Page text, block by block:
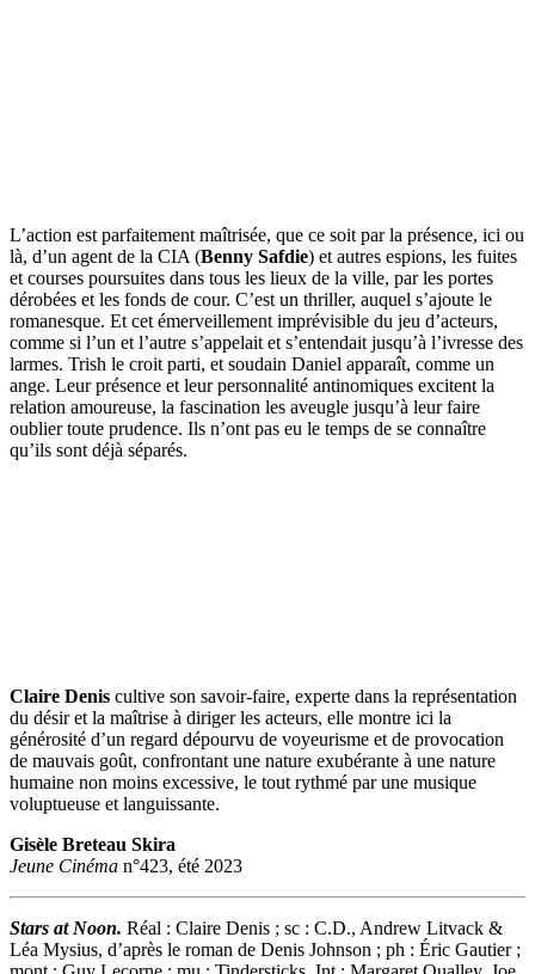
L’action est parfaitement maîtrisée, que ce soit par la présence, ici ou
là, d’un agent de la CIA (Benny Safdie) et autres espions, les fuites
et courses poursuites dans tous les lieux de la ville, par les portes
dérobées et les fonds de cour. C’est un thriller, auquel s’ajoute le
romanesque. Et cet émerveillement imprévisible du jeu d’acteurs,
comme si l’un et l’autre s’appelait et s’entendait jusqu’à l’ivresse des
larmes. Trish le croit parti, et soudain Daniel apparaît, comme un
ange. Leur présence et leur personnalité antinomiques excitent la
relation amoureuse, la fascination les aveugle jusqu’à leur faire
oublier toute prudence. Ils n’ont pas eu le temps de se connaître
qu’ils sont déjà séparés.
Claire Denis cultive son savoir-faire, experte dans la représentation
du désir et la maîtrise à diriger les acteurs, elle montre ici la
générosité d’un regard dépourvu de voyeurisme et de provocation
de mauvais goût, confrontant une nature exubérante à une nature
humaine non moins excessive, le tout rythmé par une musique
voluptueuse et languissante.
Gisèle Breteau Skira
Jeune Cinéma n°423, été 2023
Stars at Noon. Réal : Claire Denis ; sc : C.D., Andrew Litvack &
Léa Mysius, d’après le roman de Denis Johnson ; ph : Éric Gautier ;